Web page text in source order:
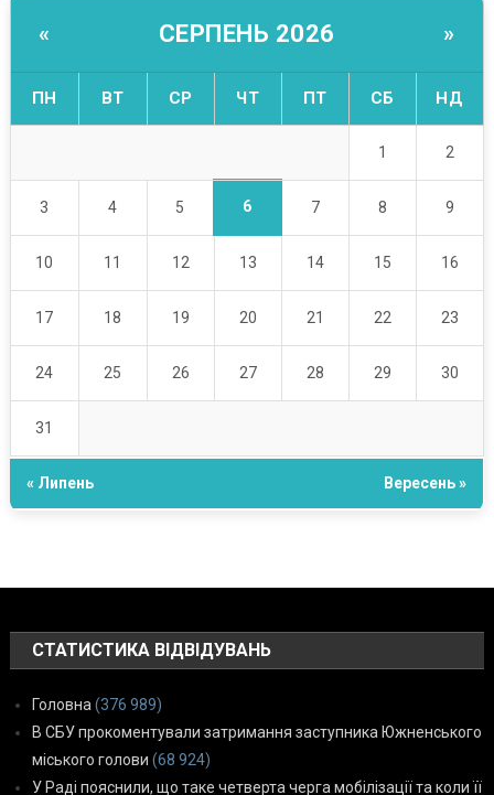
« СЕРПЕНЬ 2026 »
ПН ВТ СР ЧТ ПТ СБ НД
1 2
3 4 5 6 7 8 9
10 11 12 13 14 15 16
17 18 19 20 21 22 23
24 25 26 27 28 29 30
31
« Липень Вересень »
СТАТИСТИКА ВІДВІДУВАНЬ
Головна (376 989)
В СБУ прокоментували затримання заступника Южненського
міського голови (68 924)
У Раді пояснили, що таке четверта черга мобілізації та коли її